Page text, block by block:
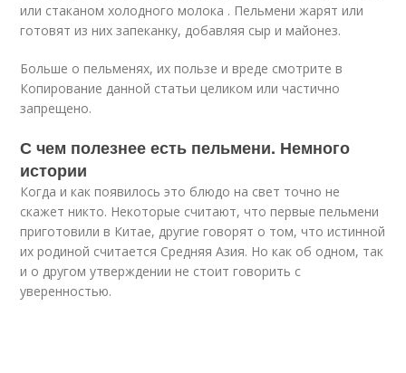
или стаканом холодного молока . Пельмени жарят или
готовят из них запеканку, добавляя сыр и майонез.
Больше о пельменях, их пользе и вреде смотрите в
Копирование данной статьи целиком или частично
запрещено.
С чем полезнее есть пельмени. Немного
истории
Когда и как появилось это блюдо на свет точно не
скажет никто. Некоторые считают, что первые пельмени
приготовили в Китае, другие говорят о том, что истинной
их родиной считается Средняя Азия. Но как об одном, так
и о другом утверждении не стоит говорить с
уверенностью.